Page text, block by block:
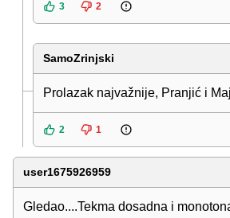
3 2
SamoZrinjski
Prolazak najvažnije, Pranjić i
2 1
user1675926959
Gledao....Tekma dosadna i